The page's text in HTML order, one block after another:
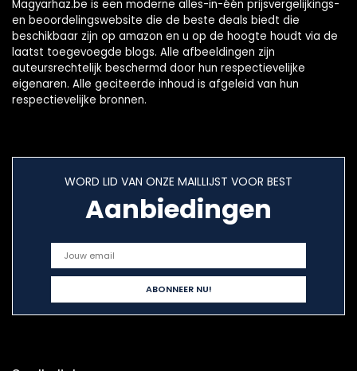
Magyarhaz.be is een moderne alles-in-één prijsvergelijkings-
en beoordelingswebsite die de beste deals biedt die
beschikbaar zijn op amazon en u op de hoogte houdt via de
laatst toegevoegde blogs. Alle afbeeldingen zijn
auteursrechtelijk beschermd door hun respectievelijke
eigenaren. Alle geciteerde inhoud is afgeleid van hun
respectievelijke bronnen.
WORD LID VAN ONZE MAILLIJST VOOR BEST
Aanbiedingen